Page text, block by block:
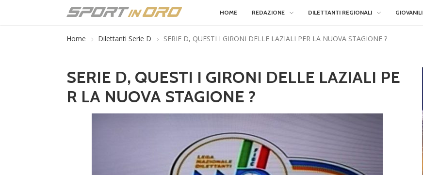
HOME REDAZIONE DILETTANTI REGIONALI GIOVANILI
Home Dilettanti Serie D SERIE D, QUESTI I GIRONI DELLE LAZIALI PER LA NUOVA STAGIONE ?
SERIE D, QUESTI I GIRONI DELLE LAZIALI PE
R LA NUOVA STAGIONE ?